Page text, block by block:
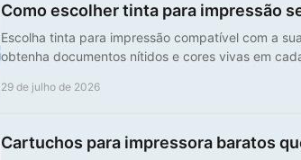
Como escolher tinta para impressão
Escolha tinta para impressão compatível com a
obtenha documentos nítidos e cores vivas em
29 de julho de 2026
Cartuchos para impressora baratos